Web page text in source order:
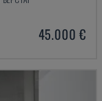
45.000 €